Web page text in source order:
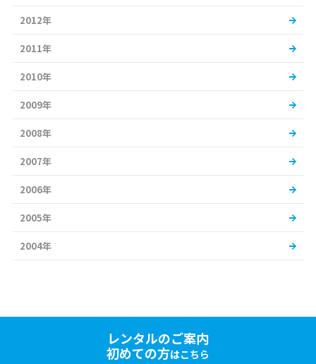
2012年
2011年
2010年
2009年
2008年
2007年
2006年
2005年
2004年
レンタルのご案内
初めての方はこちら